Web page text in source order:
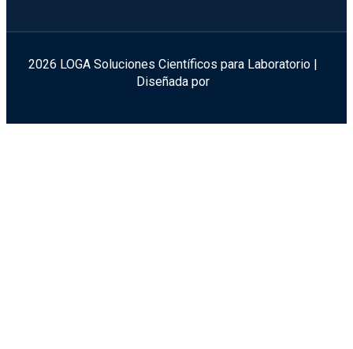
2026 LOGA Soluciones Científicos para Laboratorio |
Diseñada por